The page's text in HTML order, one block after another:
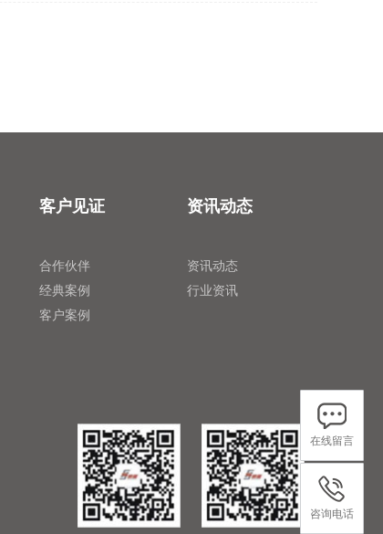
在线留言
咨询电话
客户见证
合作伙伴
经典案例
客户案例
资讯动态
资讯动态
行业资讯